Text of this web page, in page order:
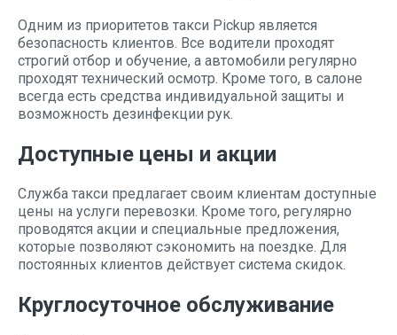
Одним из приоритетов такси Pickup является
безопасность клиентов. Все водители проходят
строгий отбор и обучение, а автомобили регулярно
проходят технический осмотр. Кроме того, в салоне
всегда есть средства индивидуальной защиты и
возможность дезинфекции рук.
Доступные цены и акции
Служба такси предлагает своим клиентам доступные
цены на услуги перевозки. Кроме того, регулярно
проводятся акции и специальные предложения,
которые позволяют сэкономить на поездке. Для
постоянных клиентов действует система скидок.
Круглосуточное обслуживание